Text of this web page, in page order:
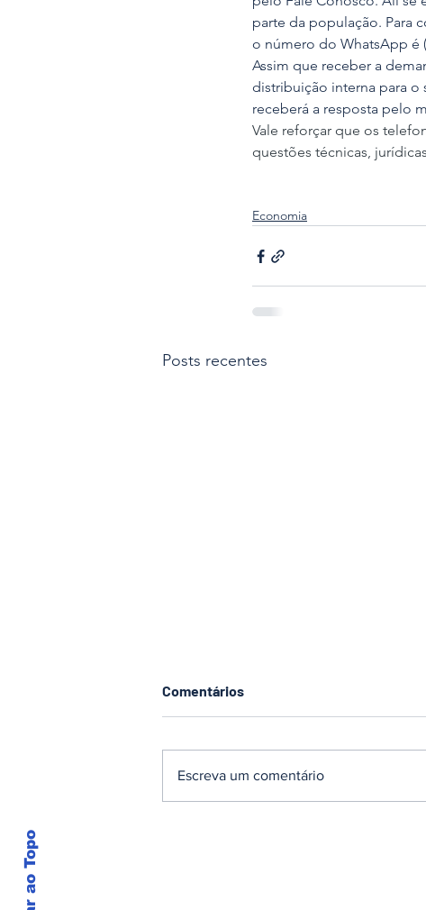
parte da população. Para
o número do WhatsApp é
Assim que receber a
distribuição interna para o
receberá a resposta pelo
Vale reforçar que os
questões técnicas,
Economia
Posts recentes
Comentários
Escreva um comentário